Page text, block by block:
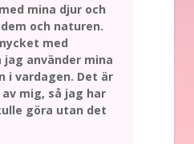
mina djur och
och naturen.
med
använder mina
i vardagen. Det är
mig, så jag har
göra utan det